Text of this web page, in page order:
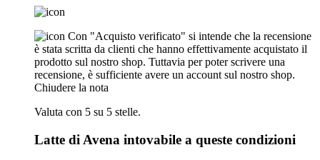
Con "Acquisto verificato" si intende che la recensione
è stata scritta da clienti che hanno effettivamente acquistato il
prodotto sul nostro shop. Tuttavia per poter scrivere una
recensione, è sufficiente avere un account sul nostro shop.
Chiudere la nota
Valuta con 5 su 5 stelle.
Latte di Avena intovabile a queste condizioni